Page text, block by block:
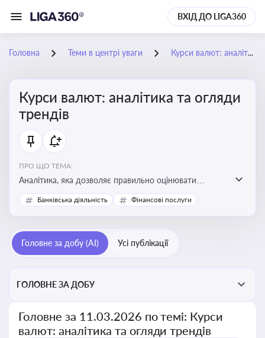
ВХІД ДО LIGA360
Головна Теми в центрі уваги Курси валют: аналітика та огляди трендів
Курси валют: аналітика та огляди
трендів
ПРО ЩО ТЕМА:
Аналітика, яка дозволяє правильно оцінювати
фінансові ризики та планувати витрати. Зміни в
курсах валют можуть вплинути на собівартість
Банківська діяльність Фінансові послуги
Головне за добу (AI) Усі публікації
ГОЛОВНЕ ЗА ДОБУ
Головне за 11.03.2026 по темі: Курси
валют: аналітика та огляди трендів